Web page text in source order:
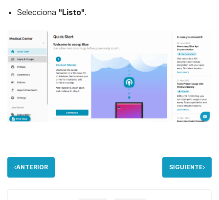
Selecciona "Listo".
ANTERIOR SIGUIENTE